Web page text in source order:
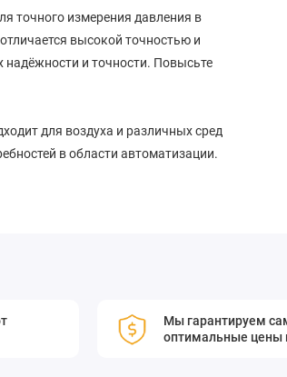
точного измерения давления в
высокой точностью и
и точности. Повысьте
для воздуха и различных сред
в области автоматизации.
Мы гарантируем
оптимальные цены